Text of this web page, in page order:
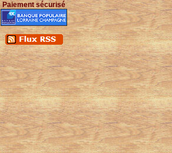
Paiement sécurisé